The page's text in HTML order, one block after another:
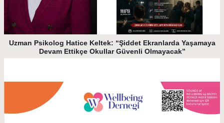
Uzman Psikolog Hatice Keltek: “Şiddet Ekranlarda Yaşamaya
Devam Ettikçe Okullar Güvenli Olmayacak”